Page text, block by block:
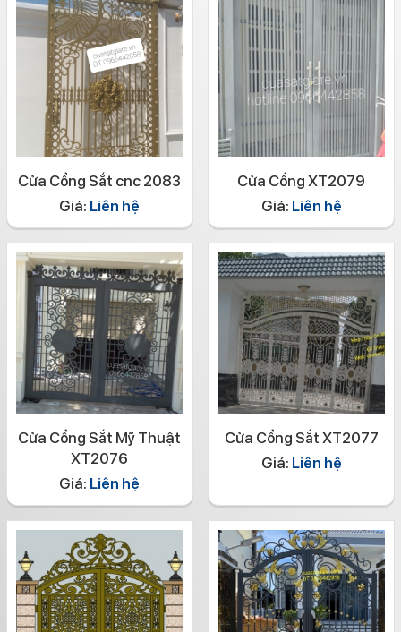
Cửa Cổng Sắt cnc 2083
Giá: Liên hệ
Cửa Cổng XT2079
Giá: Liên hệ
Cửa Cổng Sắt Mỹ Thuật
XT2076
Giá: Liên hệ
Cửa Cổng Sắt XT2077
Giá: Liên hệ